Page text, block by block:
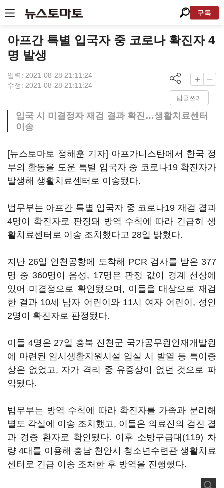
구독
아프간 특별 입국자 중 코로나 확진자 4
명 발생
입력: 2021-08-28 21:11:24
수정: 2021-08-28 21:11:24
답글쓰기
입국 시 미결정자 재검 결과 확진…생활치료센터
이송
[뉴스토마토 정해훈 기자] 아프가니스탄에서 한국 정
부의 활동을 도운 특별 입국자 중 코로나19 확진자가
발생해 생활치료센터로 이송됐다.
법무부는 아프간 특별 입국자 중 코로나19 재검 결과
4명이 확진자로 판정돼 방역 수칙에 따라 긴급히 생
활치료센터로 이송 조치했다고 28일 밝혔다.
지난 26일 인천공항에 도착해 PCR 검사를 받은 377
명 중 360명이 음성, 17명은 판정 값이 경계 선상에
있어 미결정으로 확인됐으며, 이들을 대상으로 재검
한 결과 10세 남자 어린이와 11시 여자 어린이, 성인
2명이 확진자로 판정됐다.
이들 4명은 27일 충북 진천군 국가공무원인재개발원
에 마련된 임시생활지원시설 입실 시 발열 등 특이증
상은 없었고, 자가 격리 중 유증상이 없던 것으로 파
악됐다.
법무부는 방역 수칙에 따라 확진자를 가족과 분리해
별도 각실에 이송 조치했고, 이들은 의료진의 검진 결
과 경증 환자로 확인됐다. 이후 소방구급대(119) 차
량 4대를 이용해 충남 천안시 청소년수련관 생활치료
센터로 긴급 이송 조처한 후 방역을 진행했다.